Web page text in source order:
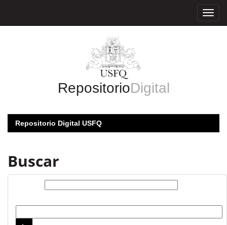
RepositorioDigital
Repositorio Digital USFQ
Buscar